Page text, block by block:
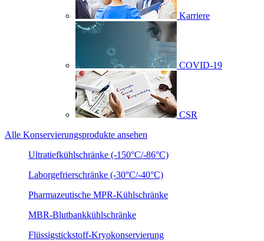
Karriere
COVID-19
CSR
Alle Konservierungsprodukte ansehen
Ultratiefkühlschränke (-150°C/-86°C)
Laborgefrierschränke (-30°C/-40°C)
Pharmazeutische MPR-Kühlschränke
MBR-Blutbankkühlschränke
Flüssigstickstoff-Kryokonservierung